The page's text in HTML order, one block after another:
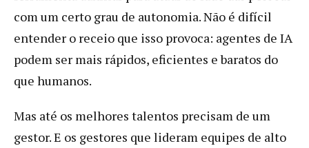
com um certo grau de autonomia. Não é difícil
entender o receio que isso provoca: agentes de IA
podem ser mais rápidos, eficientes e baratos do
que humanos.
Mas até os melhores talentos precisam de um
gestor. E os gestores que lideram equipes de alto